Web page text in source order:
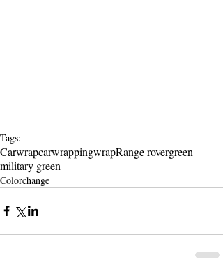
Tags:
CarwrapcarwrappingwrapRange rovergreen
military green
Colorchange